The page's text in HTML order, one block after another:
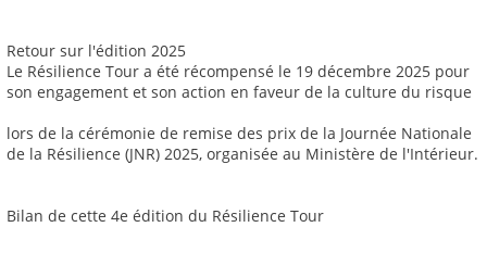
Retour sur l'édition 2025
Le Résilience Tour a été récompensé le 19 décembre 2025 pour
son engagement et son action en faveur de la culture du risque
lors de la cérémonie de remise des prix de la Journée Nationale
de la Résilience (JNR) 2025, organisée au Ministère de l'Intérieur.
Bilan de cette 4e édition du Résilience Tour